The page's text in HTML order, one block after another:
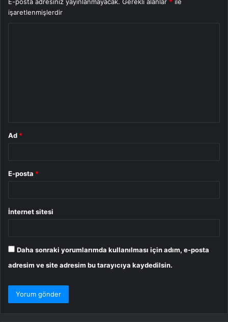
işaretlenmişlerdir
Ad *
E-posta *
İnternet sitesi
Daha sonraki yorumlarımda kullanılması için adım, e-posta
adresim ve site adresim bu tarayıcıya kaydedilsin.